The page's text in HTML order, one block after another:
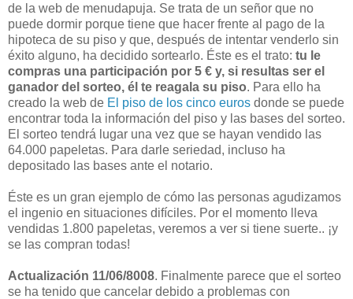
de la web de menudapuja. Se trata de un señor que no
puede dormir porque tiene que hacer frente al pago de la
hipoteca de su piso y que, después de intentar venderlo sin
éxito alguno, ha decidido sortearlo. Éste es el trato: tu le
compras una participación por 5 € y, si resultas ser el
ganador del sorteo, él te reagala su piso. Para ello ha
creado la web de El piso de los cinco euros donde se puede
encontrar toda la información del piso y las bases del sorteo.
El sorteo tendrá lugar una vez que se hayan vendido las
64.000 papeletas. Para darle seriedad, incluso ha
depositado las bases ante el notario.
Éste es un gran ejemplo de cómo las personas agudizamos
el ingenio en situaciones difíciles. Por el momento lleva
vendidas 1.800 papeletas, veremos a ver si tiene suerte.. ¡y
se las compran todas!
Actualización 11/06/8008. Finalmente parece que el sorteo
se ha tenido que cancelar debido a problemas con